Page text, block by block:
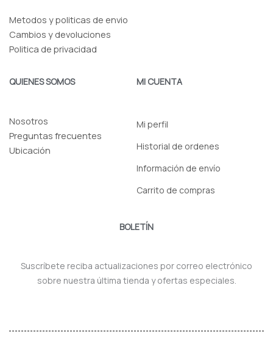
Metodos y politicas de envio
Cambios y devoluciones
Politica de privacidad
QUIENES SOMOS
Nosotros
Preguntas frecuentes
Ubicación
MI CUENTA
Mi perfil
Historial de ordenes
Información de envío
Carrito de compras
BOLETÍN
Suscríbete reciba actualizaciones por correo electrónico
sobre nuestra última tienda y ofertas especiales.